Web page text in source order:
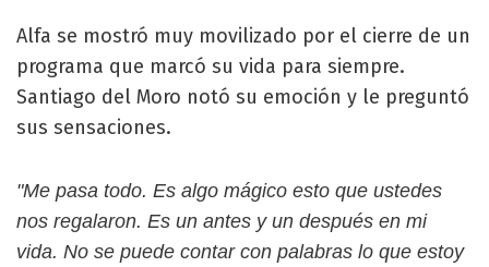
Alfa se mostró muy movilizado por el cierre de un
programa que marcó su vida para siempre.
Santiago del Moro notó su emoción y le preguntó
sus sensaciones.
"Me pasa todo. Es algo mágico esto que ustedes
nos regalaron. Es un antes y un después en mi
vida. No se puede contar con palabras lo que estoy